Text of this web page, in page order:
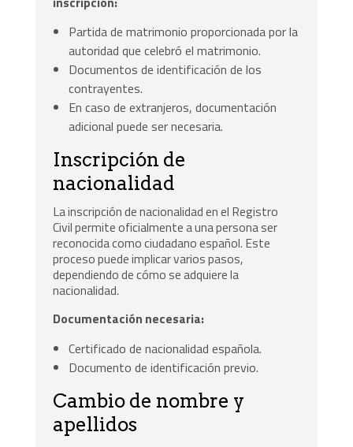
Partida de matrimonio proporcionada por la
autoridad que celebró el matrimonio.
Documentos de identificación de los
contrayentes.
En caso de extranjeros, documentación
adicional puede ser necesaria.
Inscripción de
nacionalidad
La inscripción de nacionalidad en el Registro
Civil permite oficialmente a una persona ser
reconocida como ciudadano español. Este
proceso puede implicar varios pasos,
dependiendo de cómo se adquiere la
nacionalidad.
Documentación necesaria:
Certificado de nacionalidad española.
Documento de identificación previo.
Cambio de nombre y
apellidos